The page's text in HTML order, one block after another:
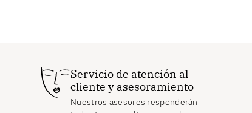
Servicio de atención al
cliente y asesoramiento
Nuestros asesores responderán